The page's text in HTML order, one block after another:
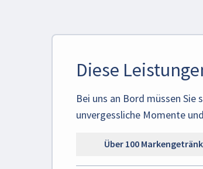
Diese
Bei uns an Bord müssen
unvergessliche Momente
Über 100